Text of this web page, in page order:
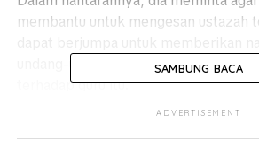
membantu untuk mengesan ustazah
undang-undang, berkenaan
terhadap guru itu.
SAMBUNG BACA
ADVERTISEMENT